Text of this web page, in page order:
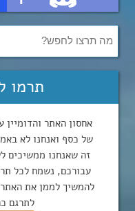
תרמו
אחסון האתר
של כסף ואנחנו לא
זה שאנחנו ממשיכים
עבורכם, נשמח לכל
להמשיך לממן את
לתרגם